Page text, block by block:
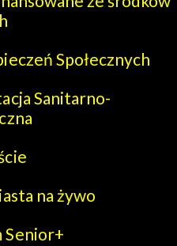
Społecznych
Sanitarno-
na żywo
Senior+